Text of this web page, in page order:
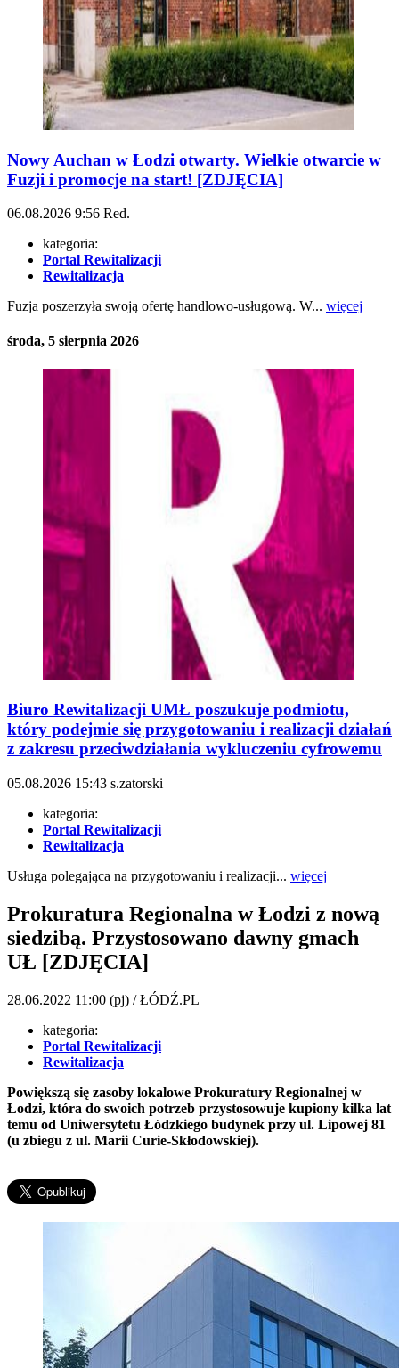
Nowy Auchan w Łodzi otwarty. Wielkie otwarcie w
Fuzji i promocje na start! [ZDJĘCIA]
06.08.2026 9:56 Red.
kategoria:
Portal Rewitalizacji
Rewitalizacja
Fuzja poszerzyła swoją ofertę handlowo-usługową. W... więcej
środa, 5 sierpnia 2026
Biuro Rewitalizacji UMŁ poszukuje podmiotu,
który podejmie się przygotowaniu i realizacji działań
z zakresu przeciwdziałania wykluczeniu cyfrowemu
05.08.2026 15:43 s.zatorski
kategoria:
Portal Rewitalizacji
Rewitalizacja
Usługa polegająca na przygotowaniu i realizacji... więcej
Prokuratura Regionalna w Łodzi z nową
siedzibą. Przystosowano dawny gmach
UŁ [ZDJĘCIA]
28.06.2022 11:00 (pj) / ŁÓDŹ.PL
kategoria:
Portal Rewitalizacji
Rewitalizacja
Powiększą się zasoby lokalowe Prokuratury Regionalnej w
Łodzi, która do swoich potrzeb przystosowuje kupiony kilka lat
temu od Uniwersytetu Łódzkiego budynek przy ul. Lipowej 81
(u zbiegu z ul. Marii Curie-Skłodowskiej).